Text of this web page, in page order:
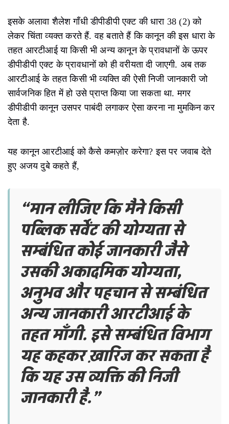
इसके अलावा शैलेश गाँधी डीपीडीपी एक्ट की धारा 38 (2) को
लेकर चिंता व्यक्त करते हैं. वह बताते हैं कि कानून की इस धारा के
तहत आरटीआई या किसी भी अन्य कानून के प्रावधानों के ऊपर
डीपीडीपी एक्ट के प्रावधानों को ही वरीयता दी जाएगी. अब तक
आरटीआई के तहत किसी भी व्यक्ति की ऐसी निजी जानकारी जो
सार्वजनिक हित में हो उसे प्राप्त किया जा सकता था. मगर
डीपीडीपी कानून उसपर पाबंदी लगाकर ऐसा करना ना मुमकिन कर
देता है.
यह कानून आरटीआई को कैसे कमज़ोर करेगा? इस पर जवाब देते
हुए अजय दुबे कहते हैं,
“मान लीजिए कि मैने किसी
पब्लिक सर्वेंट की योग्यता से
सम्बंधित कोई जानकारी जैसे
उसकी अकादमिक योग्यता,
अनुभव और पहचान से सम्बंधित
अन्य जानकारी आरटीआई के
तहत माँगी. इसे सम्बंधित विभाग
यह कहकर ख़ारिज कर सकता है
कि यह उस व्यक्ति की निजी
जानकारी है.”